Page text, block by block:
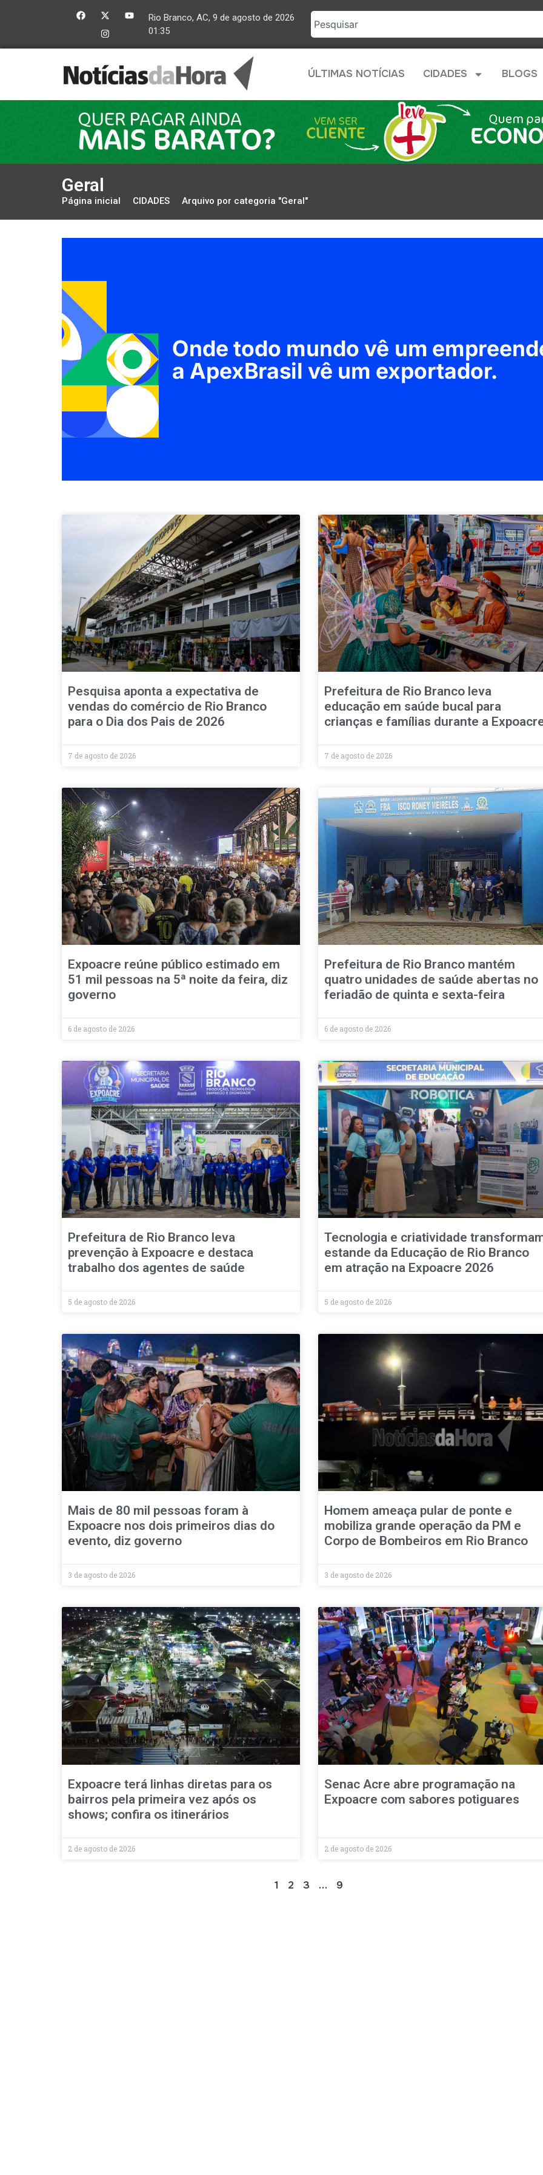
Rio Branco, AC, 9 de agosto de 2026
01:35
ÚLTIMAS NOTÍCIAS CIDADES BLOGS
Geral
Página inicial CIDADES Arquivo por categoria "Geral"
Pesquisa aponta a expectativa de
vendas do comércio de Rio Branco
para o Dia dos Pais de 2026
7 de agosto de 2026
Prefeitura de Rio Branco leva
educação em saúde bucal para
crianças e famílias durante a
7 de agosto de 2026
Expoacre reúne público estimado em
51 mil pessoas na 5ª noite da feira, diz
governo
6 de agosto de 2026
Prefeitura de Rio Branco mantém
quatro unidades de saúde abertas no
feriadão de quinta e sexta-feira
6 de agosto de 2026
Prefeitura de Rio Branco leva
prevenção à Expoacre e destaca
trabalho dos agentes de saúde
5 de agosto de 2026
Tecnologia e criatividade
estande da Educação de Rio Branco
em atração na Expoacre 2026
5 de agosto de 2026
Mais de 80 mil pessoas foram à
Expoacre nos dois primeiros dias do
evento, diz governo
3 de agosto de 2026
Homem ameaça pular de ponte e
mobiliza grande operação da PM e
Corpo de Bombeiros em Rio Branco
3 de agosto de 2026
Expoacre terá linhas diretas para os
bairros pela primeira vez após os
shows; confira os itinerários
2 de agosto de 2026
Senac Acre abre programação na
Expoacre com sabores potiguares
2 de agosto de 2026
1 2 3 … 9